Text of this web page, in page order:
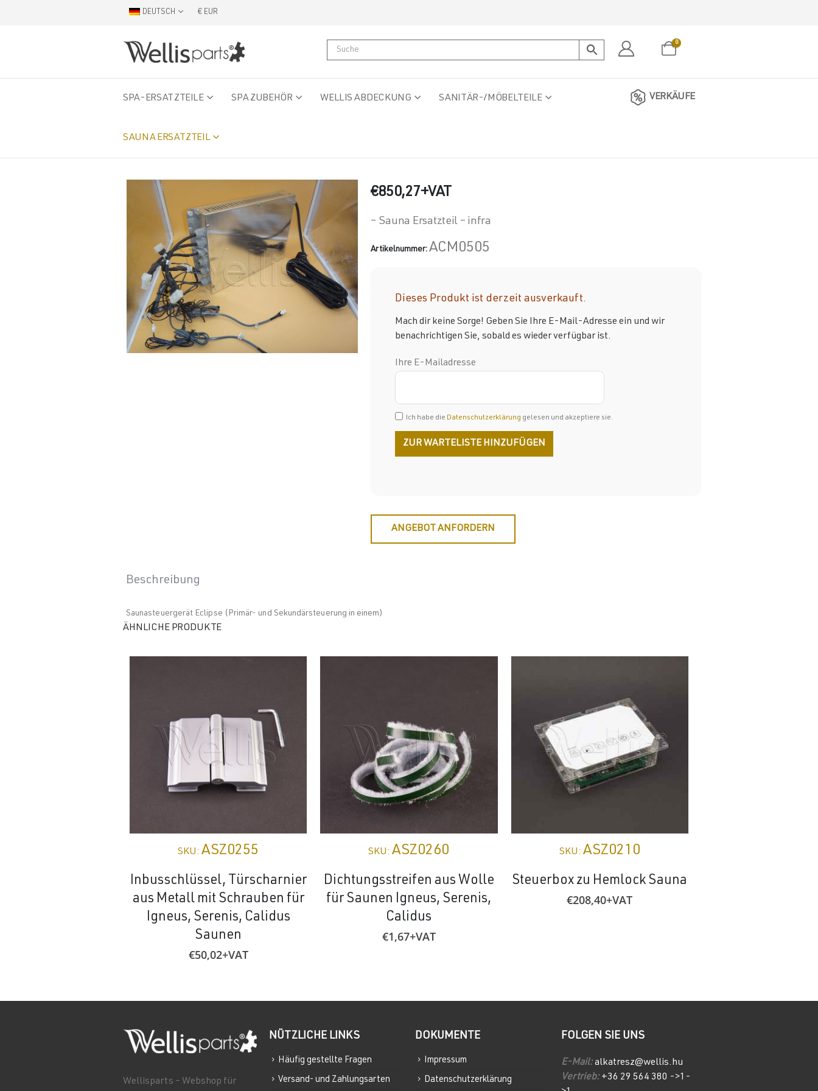
DEUTSCH € EUR
0
SPA-ERSATZTEILE SPA ZUBEHÖR WELLIS ABDECKUNG SANITÄR-/MÖBELTEILE
SAUNA ERSATZTEIL
VERKÄUFE
€850,27+VAT
– Sauna Ersatzteil – infra
Artikelnummer:ACM0505
Dieses Produkt ist derzeit ausverkauft.
Mach dir keine Sorge! Geben Sie Ihre E-Mail-Adresse ein und wir
benachrichtigen Sie, sobald es wieder verfügbar ist.
Ihre E-Mailadresse
Ich habe die Datenschutzerklärung gelesen und akzeptiere sie.
ANGEBOT ANFORDERN
Beschreibung
Saunasteuergerät Eclipse (Primär- und Sekundärsteuerung in einem)
ÄHNLICHE PRODUKTE
SKU:ASZ0255
Inbusschlüssel, Türscharnier
aus Metall mit Schrauben für
Igneus, Serenis, Calidus
Saunen
€50,02+VAT
SKU:ASZ0260
Dichtungsstreifen aus Wolle
für Saunen Igneus, Serenis,
Calidus
€1,67+VAT
SKU: ASZ0210
Steuerbox zu Hemlock Sauna
€208,40+VAT
Wellisparts – Webshop für
NÜTZLICHE LINKS
Häufig gestellte Fragen
Versand- und Zahlungsarten
DOKUMENTE
Impressum
Datenschutzerklärung
FOLGEN SIE UNS
E-Mail:alkatresz@wellis.hu
Vertrieb: +36 29 564 380 ->1-